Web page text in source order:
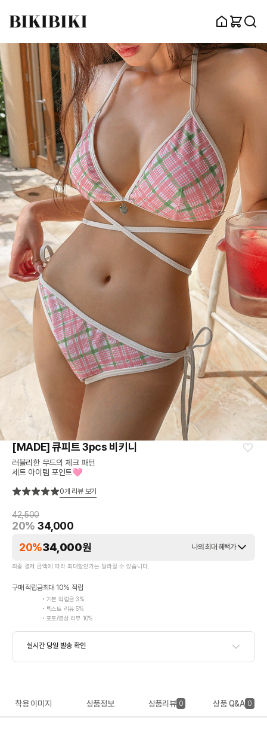
[MADE] 큐피트 3pcs 비키니
러블리한 무드의 체크 패턴
세트 아이템 포인트🩷
0개 리뷰 보기
20%34,000원 나의 최대 혜택가
최종 결제 금액에 따라 최대할인가는 달라질 수 있습니다.
42,500
20% 34,000
구매 적립금최대 10% 적립
기본 적립금 3%
텍스트 리뷰 5%
포토/영상 리뷰 10%
착용 이미지 상품정보 상품리뷰 0 상품 Q&A 0